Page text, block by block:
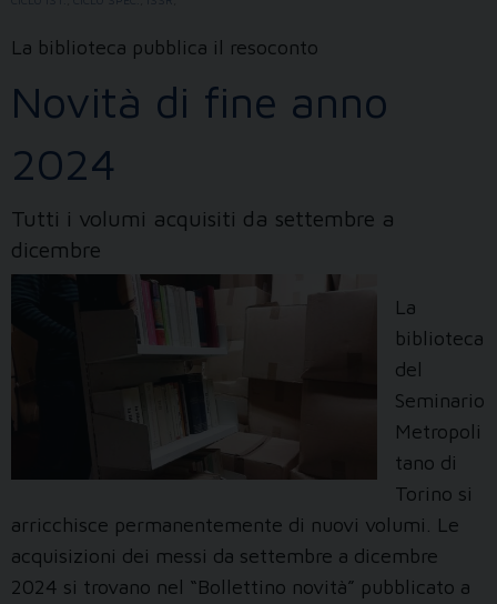
La biblioteca pubblica il resoconto
Novità di fine anno
2024
Tutti i volumi acquisiti da settembre a
dicembre
La
biblioteca
del
Seminario
Metropoli
tano di
Torino si
arricchisce permanentemente di nuovi volumi. Le
acquisizioni dei messi da settembre a dicembre
2024 si trovano nel “Bollettino novità” pubblicato a